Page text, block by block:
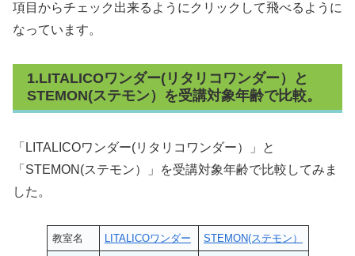
項目からチェック出来るようにクリックして飛べるように
なっています。
1.LITALICOワンダー(リタリコワンダー）と
STEMON(ステモン）を受講対象年齢で比較。
「LITALICOワンダー(リタリコワンダー）」と
「STEMON(ステモン）」を受講対象年齢で比較してみま
した。
教室名 LITALICOワンダー STEMON(ステモン）